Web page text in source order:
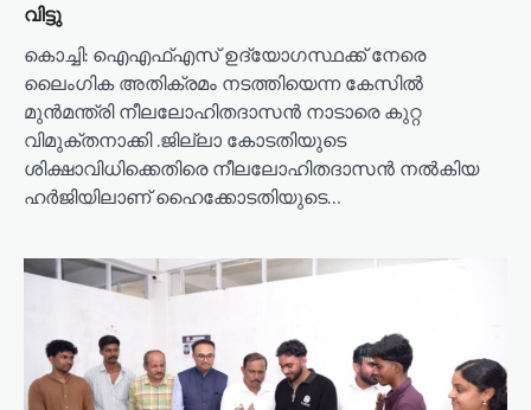
വിട്ടു
കൊച്ചി: ഐഎഫ്എസ് ഉദ്യോഗസ്ഥക്ക് നേരെ
ലൈംഗിക അതിക്രമം നടത്തിയെന്ന കേസിൽ
മുൻമന്ത്രി നീലലോഹിതദാസൻ നാടാരെ കുറ്റ
വിമുക്തനാക്കി .ജില്ലാ കോടതിയുടെ
ശിക്ഷാവിധിക്കെതിരെ നീലലോഹിതദാസൻ നൽകിയ
ഹർജിയിലാണ് ഹൈക്കോടതിയുടെ…